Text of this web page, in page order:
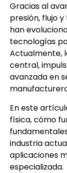
Gracias al
presión, flujo
han
tecnologías
Actualmente,
central,
avanzada en
En este
física, cómo
industria
aplicaciones
especializada.